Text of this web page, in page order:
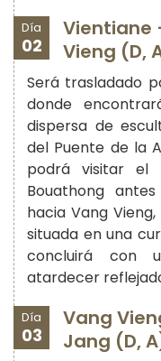
Día
02
Vientiane
Vieng (D,
Será trasladado
donde
dispersa de
del Puente de la
podrá visitar el
Bouathong
hacia Vang
situada en una
concluirá con
atardecer
Día
03
Vang
Jang (D,